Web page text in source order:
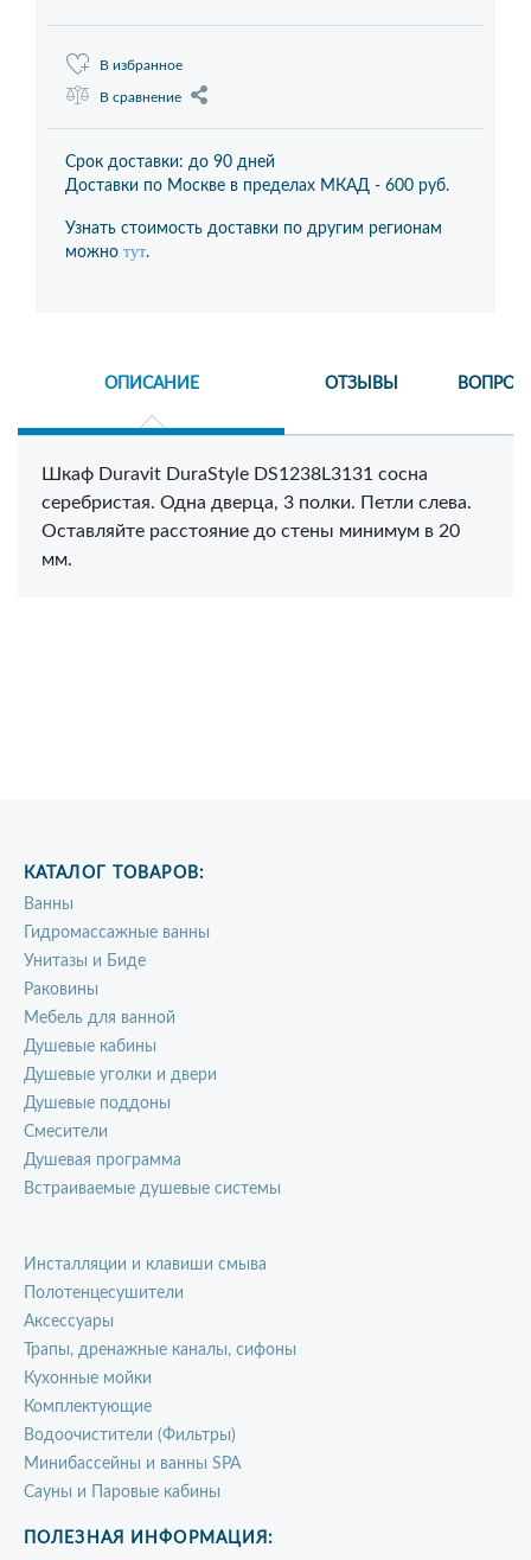
В избранное
В сравнение
Срок доставки: до 90 дней
Доставки по Москве в пределах МКАД - 600 руб.
Узнать стоимость доставки по другим регионам
можно тут.
ОПИСАНИЕ ОТЗЫВЫ
Шкаф Duravit DuraStyle DS1238L3131 сосна
серебристая. Одна дверца, 3 полки. Петли слева.
Оставляйте расстояние до стены минимум в 20
мм.
КАТАЛОГ ТОВАРОВ:
Ванны
Гидромассажные ванны
Унитазы и Биде
Раковины
Мебель для ванной
Душевые кабины
Душевые уголки и двери
Душевые поддоны
Смесители
Душевая программа
Встраиваемые душевые системы
Инсталляции и клавиши смыва
Полотенцесушители
Аксессуары
Трапы, дренажные каналы, сифоны
Кухонные мойки
Комплектующие
Водоочистители (Фильтры)
Минибассейны и ванны SPA
Сауны и Паровые кабины
ПОЛЕЗНАЯ ИНФОРМАЦИЯ: